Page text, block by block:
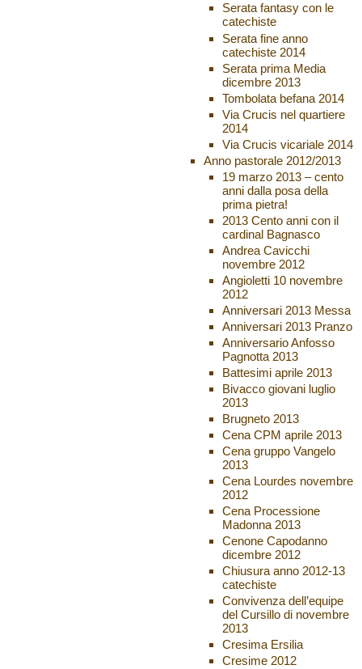
Serata fantasy con le
catechiste
Serata fine anno
catechiste 2014
Serata prima Media
dicembre 2013
Tombolata befana 2014
Via Crucis nel quartiere
2014
Via Crucis vicariale 2014
Anno pastorale 2012/2013
19 marzo 2013 – cento
anni dalla posa della
prima pietra!
2013 Cento anni con il
cardinal Bagnasco
Andrea Cavicchi
novembre 2012
Angioletti 10 novembre
2012
Anniversari 2013 Messa
Anniversari 2013 Pranzo
Anniversario Anfosso
Pagnotta 2013
Battesimi aprile 2013
Bivacco giovani luglio
2013
Brugneto 2013
Cena CPM aprile 2013
Cena gruppo Vangelo
2013
Cena Lourdes novembre
2012
Cena Processione
Madonna 2013
Cenone Capodanno
dicembre 2012
Chiusura anno 2012-13
catechiste
Convivenza dell’equipe
del Cursillo di novembre
2013
Cresima Ersilia
Cresime 2012